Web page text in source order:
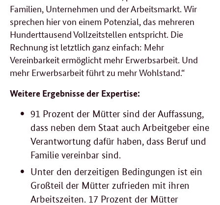
Familien, Unternehmen und der Arbeitsmarkt. Wir
sprechen hier von einem Potenzial, das mehreren
Hunderttausend Vollzeitstellen entspricht. Die
Rechnung ist letztlich ganz einfach: Mehr
Vereinbarkeit ermöglicht mehr Erwerbsarbeit. Und
mehr Erwerbsarbeit führt zu mehr Wohlstand.“
Weitere Ergebnisse der Expertise:
91 Prozent der Mütter sind der Auffassung,
dass neben dem Staat auch Arbeitgeber eine
Verantwortung dafür haben, dass Beruf und
Familie vereinbar sind.
Unter den derzeitigen Bedingungen ist ein
Großteil der Mütter zufrieden mit ihren
Arbeitszeiten. 17 Prozent der Mütter